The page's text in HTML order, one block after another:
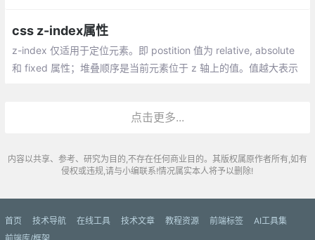
css z-index属性
z-index 仅适用于定位元素。即 postition 值为 relative, absolute
和 fixed 属性；堆叠顺序是当前元素位于 z 轴上的值。值越大表示
点击更多...
内容以共享、参考、研究为目的,不存在任何商业目的。其版权属原作者所有,如有
侵权或违规,请与小编联系!情况属实本人将予以删除!
首页 技术导航 在线工具 技术文章 教程资源 前端标签
AI工具集
前端库/框架